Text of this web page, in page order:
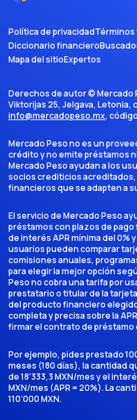
Política de privacidad
Diccionario financiero
Mapa del sitioExpertos
Derechos de autor ©Mercado
Viktorijas 25, Jelgava, Letonia,
info@mercadopeso.mx,
Mercado Peso no es un
crédito y no emite préstamos
Mercado Peso ayudan a los
socios crediticios
financieros que se adapten a
El servicio de Mercado Peso
préstamos con plazos de pago
de interés APR mínima del 0%
usuarios pueden comparar
comisiones anuales,
para elegir la mejor opción
Peso no cobra una tarifa por
prestatario o titular de la
del producto financiero
completa y precisa sobre la
firmar el contrato de préstamo
Por ejemplo, pides prestado
meses (180 días), la cantidad
de 18'333,3 MXN/mes y el
MXN/mes (APR = 20%). La
110'000 MXN.